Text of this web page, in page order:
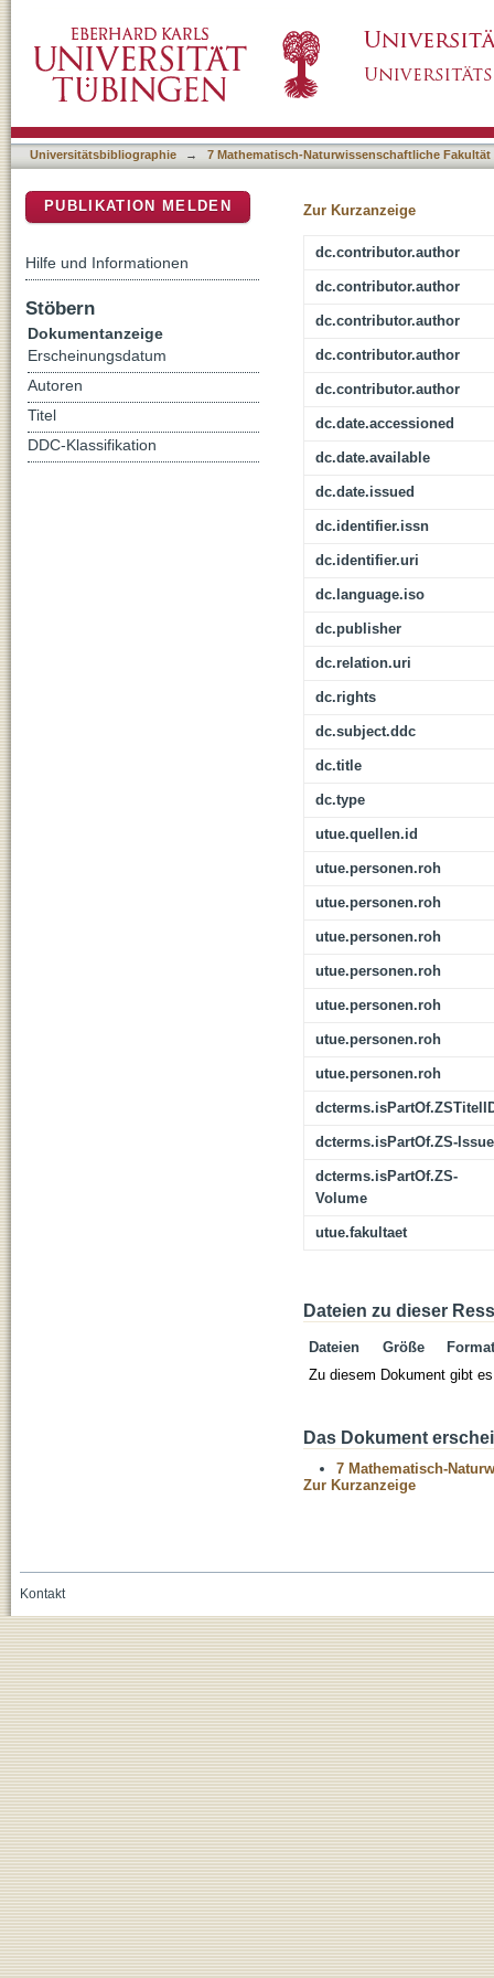
Universitätsbibliographie → 7 Mathematisch-Naturwissenschaftliche Fakultät
Zur Kurzanzeige
dc.contributor.author
dc.contributor.author
dc.contributor.author
dc.contributor.author
dc.contributor.author
dc.date.accessioned
dc.date.available
dc.date.issued
dc.identifier.issn
dc.identifier.uri
dc.language.iso
dc.publisher
dc.relation.uri
dc.rights
dc.subject.ddc
dc.title
dc.type
utue.quellen.id
utue.personen.roh
utue.personen.roh
utue.personen.roh
utue.personen.roh
utue.personen.roh
utue.personen.roh
utue.personen.roh
dcterms.isPartOf.ZS-Issue
dcterms.isPartOf.ZS-
Volume
utue.fakultaet
Dateien zu dieser
Dateien Größe
Format
Zu diesem Dokument gibt
Das Dokument
7 Mathematisch-
Zur Kurzanzeige
PUBLIKATION MELDEN
Hilfe und Informationen
Stöbern
Dokumentanzeige
Erscheinungsdatum
Autoren
Titel
DDC-Klassifikation
Kontakt